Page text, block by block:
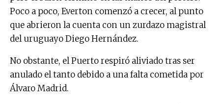
Poco a poco, Everton comenzó a crecer, al punto
que abrieron la cuenta con un zurdazo magistral
del uruguayo Diego Hernández.
No obstante, el Puerto respiró aliviado tras ser
anulado el tanto debido a una falta cometida por
Álvaro Madrid.